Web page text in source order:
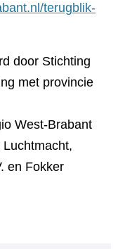
terugblik-
door Stichting
met provincie
West-Brabant
en Fokker